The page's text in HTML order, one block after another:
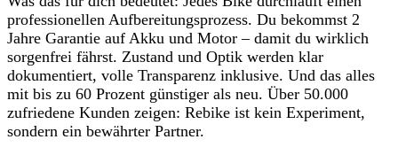
professionellen Aufbereitungsprozess. Du bekommst 2
Jahre Garantie auf Akku und Motor – damit du wirklich
sorgenfrei fährst. Zustand und Optik werden klar
dokumentiert, volle Transparenz inklusive. Und das alles
mit bis zu 60 Prozent günstiger als neu. Über 50.000
zufriedene Kunden zeigen: Rebike ist kein Experiment,
sondern ein bewährter Partner.